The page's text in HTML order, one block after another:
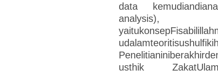
data
analysis),
usthik